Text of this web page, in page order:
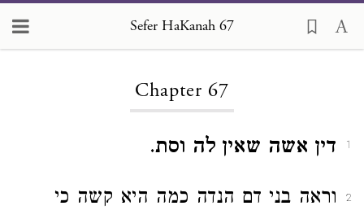
Sefer HaKanah 67
Chapter 67
1 דין אשה שאין לה וסת.
2
וראה בני דם הנדה כמה היא קשה כי